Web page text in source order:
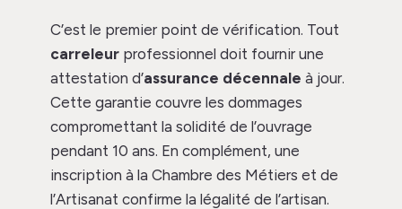
C’est le premier point de vérification. Tout
carreleur professionnel doit fournir une
attestation d’assurance décennale à jour.
Cette garantie couvre les dommages
compromettant la solidité de l’ouvrage
pendant 10 ans. En complément, une
inscription à la Chambre des Métiers et de
l’Artisanat confirme la légalité de l’artisan.